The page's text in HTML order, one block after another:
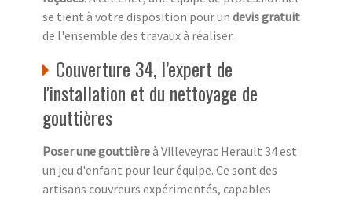
se tient à votre disposition pour un devis gratuit
de l'ensemble des travaux à réaliser.
Couverture 34, l’expert de
l'installation et du nettoyage de
gouttières
Poser une gouttièreà Villeveyrac Herault 34 est
un jeu d'enfant pour leur équipe. Ce sont des
artisans couvreurs expérimentés, capables